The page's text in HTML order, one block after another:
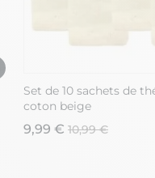
Set de 10 sachets de
coton beige
9,99 € 10,99 €